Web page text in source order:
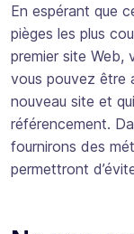
En espérant que
pièges les plus
premier site Web,
vous pouvez être
nouveau site et
référencement.
fournirons des
permettront